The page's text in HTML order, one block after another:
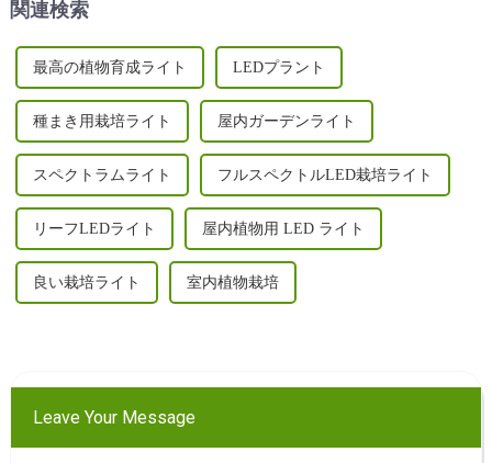
関連検索
最高の植物育成ライト LEDプラント
種まき用栽培ライト 屋内ガーデンライト
スペクトラムライト フルスペクトルLED栽培ライト
リーフLEDライト 屋内植物用 LED ライト
良い栽培ライト 室内植物栽培
Leave Your Message